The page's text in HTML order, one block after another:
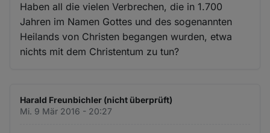
Haben all die vielen Verbrechen, die in 1.700
Jahren im Namen Gottes und des sogenannten
Heilands von Christen begangen wurden, etwa
nichts mit dem Christentum zu tun?
Harald Freunbichler (nicht überprüft)
Mi. 9 Mär 2016 - 20:27